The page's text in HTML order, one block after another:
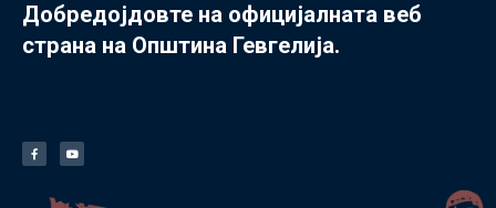
Добредојдовте на официјалната веб
страна на Општина Гевгелија.